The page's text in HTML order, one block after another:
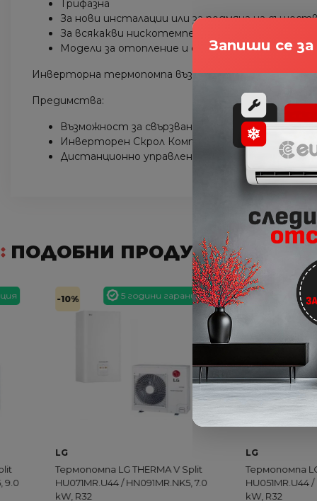
Трифазна
За нови инсталации или за подмяна на
За всякакви нискотемпературни
Модели за отопление и охлаждане
Инверторна термопомпа въздух-вода с режим за
Предимства:
Възможност за свързване към вече изградени
Инверторен Скрол Компресор
Дистанционно управление MWR-WW10N
ПОДОБНИ ПРОДУКТИ
5 години гаранция
Термопомпа LG THERMA V Split
HU071MR.U44 / HN091MR.NK5, 7.0
-10% 5
Термопомпа LG
HU051MR.U44 /
Запиши се